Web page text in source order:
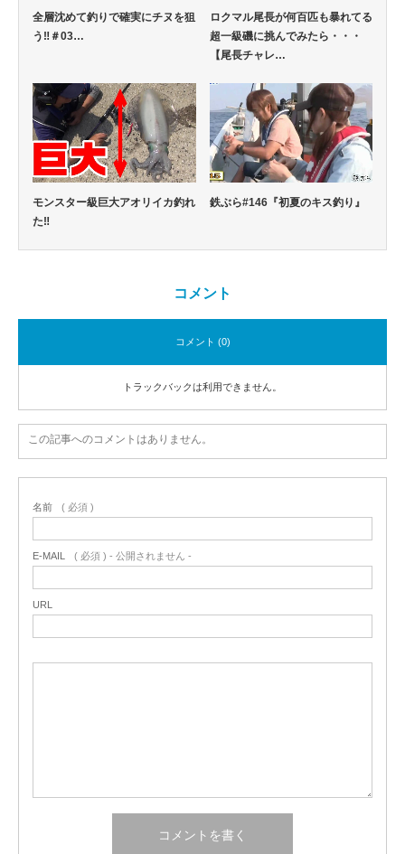
全層沈めて釣りで確実にチヌを狙
う‼️＃03…
ロクマル尾長が何百匹も暴れてる
超一級磯に挑んでみたら・・・
【尾長チャレ…
モンスター級巨大アオリイカ釣れ
た‼
鉄ぶら#146『初夏のキス釣り』
コメント
コメント (0)
トラックバックは利用できません。
この記事へのコメントはありません。
名前 ( 必須 )
E-MAIL ( 必須 ) - 公開されません -
URL